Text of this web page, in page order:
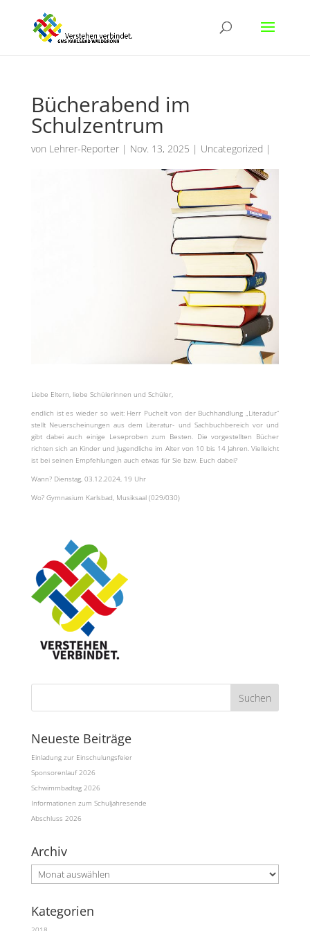
Bücherabend im
Schulzentrum
von Lehrer-Reporter| Nov. 13, 2025 | Uncategorized |
Liebe Eltern, liebe Schülerinnen und Schüler,
endlich ist es wieder so weit: Herr Puchelt von der Buchhandlung „Literadur“
stellt Neuerscheinungen aus dem Literatur- und Sachbuchbereich vor und
gibt dabei auch einige Leseproben zum Besten. Die vorgestellten Bücher
richten sich an Kinder und Jugendliche im Alter von 10 bis 14 Jahren. Vielleicht
ist bei seinen Empfehlungen auch etwas für Sie bzw. Euch dabei?
Wann? Dienstag, 03.12.2024, 19 Uhr
Wo? Gymnasium Karlsbad, Musiksaal (029/030)
Neueste Beiträge
Einladung zur Einschulungsfeier
Sponsorenlauf 2026
Schwimmbadtag 2026
Informationen zum Schuljahresende
Abschluss 2026
Archiv
Archiv
Kategorien